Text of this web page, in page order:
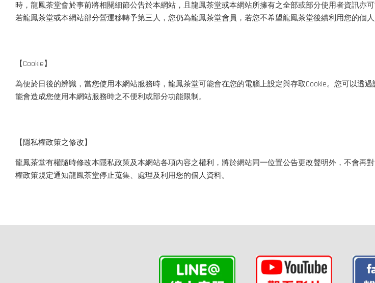
時，龍鳳茶堂會於事前將相關細節公告於本網站，且龍鳳茶堂或本網站所擁有之全部或部分使用者資訊亦
若龍鳳茶堂或本網站部分營運移轉予第三人，您仍為龍鳳茶堂會員，若您不希望龍鳳茶堂後續利用您的個
【Cookie】
為便於日後的辨識，當您使用本網站服務時，龍鳳茶堂可能會在您的電腦上設定與存取Cookie。您可以透
能會造成您使用本網站服務時之不便利或部分功能限制。
【隱私權政策之修改】
龍鳳茶堂有權隨時修改本隱私政策及本網站各項內容之權利，將於網站同一位置公告更改聲明外，不會
權政策規定通知龍鳳茶堂停止蒐集、處理及利用您的個人資料。